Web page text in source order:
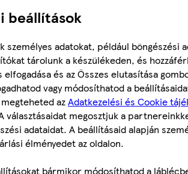
beállítások
személyes adatokat, például böngészési
tárolunk a készülékeden, és
elfogadása és az Összes elutasítása
vagy módosíthatod a
azAdatkezelési és Cookie
választásaidat megosztjuk a
adataidat. A beállításaid alapján
élményedet az oldalon.
bármikor módosíthatod a